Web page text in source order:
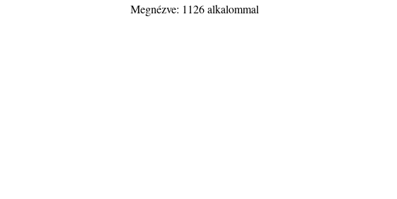
Megnézve: 1126 alkalommal